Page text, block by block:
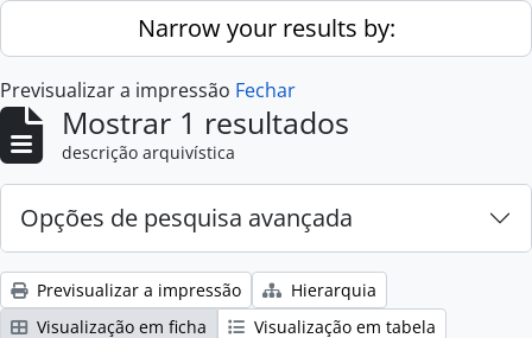
Skip to main contentNarrow your results by:
Previsualizar a impressão Fechar
Mostrar 1 resultados
descrição arquivística
Opções de pesquisa avançada
Previsualizar a impressão
Hierarquia
Visualização em ficha
Visualização em tabela